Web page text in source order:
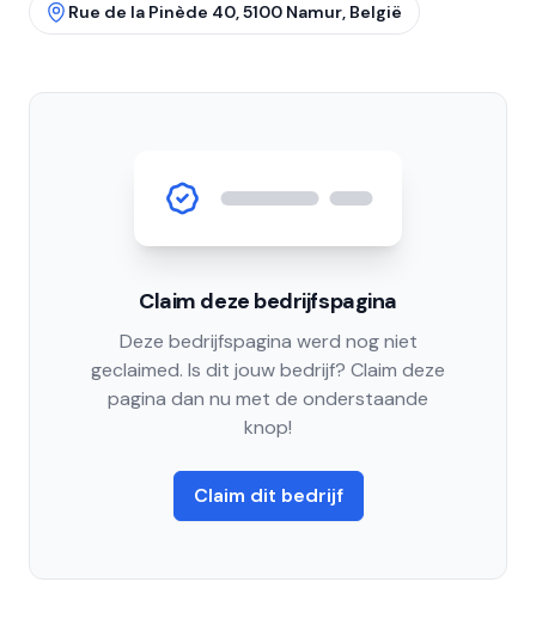
Rue de la Pinède 40, 5100 Namur, België
Claim deze bedrijfspagina
Deze bedrijfspagina werd nog niet
geclaimed. Is dit jouw bedrijf? Claim deze
pagina dan nu met de onderstaande
knop!
Claim dit bedrijf